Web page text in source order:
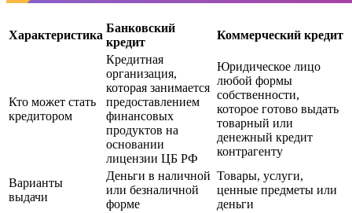
Характеристика
Банковский
кредит
Коммерческий кредит
Кто может стать
кредитором
Кредитная
организация,
которая занимается
предоставлением
финансовых
продуктов на
основании
лицензии ЦБ РФ
Юридическое лицо
любой формы
собственности,
которое готово выдать
товарный или
денежный кредит
контрагенту
Варианты
выдачи
Деньги в наличной
или безналичной
форме
Товары, услуги,
ценные предметы или
деньги